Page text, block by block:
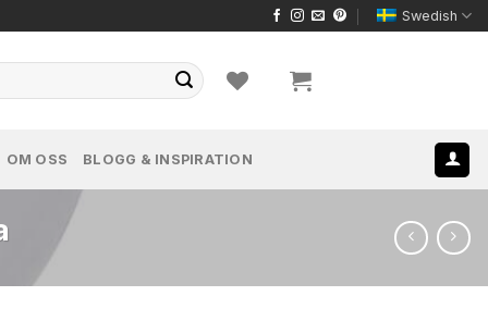
Swedish
OM OSS BLOGG & INSPIRATION